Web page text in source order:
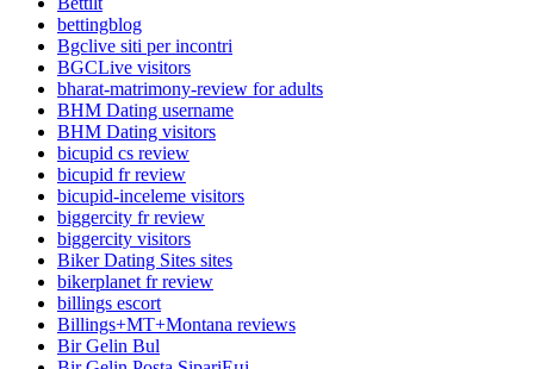
bettingblog
Bgclive siti per incontri
BGCLive visitors
bharat-matrimony-review for adults
BHM Dating username
BHM Dating visitors
bicupid cs review
bicupid fr review
bicupid-inceleme visitors
biggercity fr review
biggercity visitors
Biker Dating Sites sites
bikerplanet fr review
billings escort
Billings+MT+Montana reviews
Bir Gelin Bul